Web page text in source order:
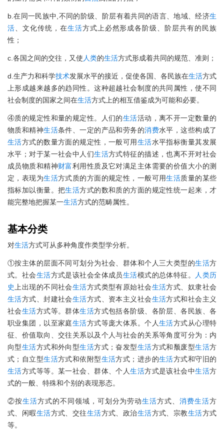
b.在同一民族中,不同的阶级、阶层有着共同的语言、地域、经济生
活、文化传统，在生活方式上必然形成各阶级、阶层共有的民族
性；
c.各国之间的交往，又使人类的生活方式形成着共同的规范、准则；
d.生产力和科学技术发展水平的接近，促使各国、各民族在生活方式
上形成越来越多的趋同性。这种超越社会制度的共同属性，使不同
社会制度的国家之间在生活方式上的相互借鉴成为可能和必要。
④质的规定性和量的规定性。人们的生活活动，离不开一定数量的
物质和精神生活条件、一定的产品和劳务的消费水平，这些构成了
生活方式的数量方面的规定性，一般可用生活水平指标衡量其发展
水平；对于某一社会中人们生活方式特征的描述，也离不开对社会
成员物质和精神财富利用性质及它对满足主体需要的价值大小的测
定，表现为生活方式质的方面的规定性，一般可用生活质量的某些
指标加以衡量。把生活方式的数和质的方面的规定性统一起来，才
能完整地把握某一生活方式的范畴属性。
基本分类
对生活方式可从多种角度作类型学分析。
①按主体的层面不同可划分为社会、群体和个人三大类型的生活方
式。社会生活方式是该社会全体成员生活模式的总体特征。 人类历
史上出现的不同社会生活方式类型有原始社会生活方式、奴隶社会
生活方式、封建社会生活方式、资本主义社会生活方式和社会主义
社会生活方式等。群体生活方式包括各阶级、各阶层、各民族、各
职业集团，以至家庭生活方式等庞大体系。个人生活方式从心理特
征、价值取向、交往关系以及个人与社会的关系等角度可分为：内
向型生活方式和外向型生活方式；奋发型生活方式和颓废型生活方
式；自立型生活方式和依附型生活方式；进步的生活方式和守旧的
生活方式等等。某一社会、群体、个人生活方式是该社会中生活方
式的一般、特殊和个别的表现形态。
②按生活方式的不同领域，可划分为劳动生活方式、消费生活方
式、闲暇生活方式、交往生活方式、政治生活方式、宗教生活方式
等。